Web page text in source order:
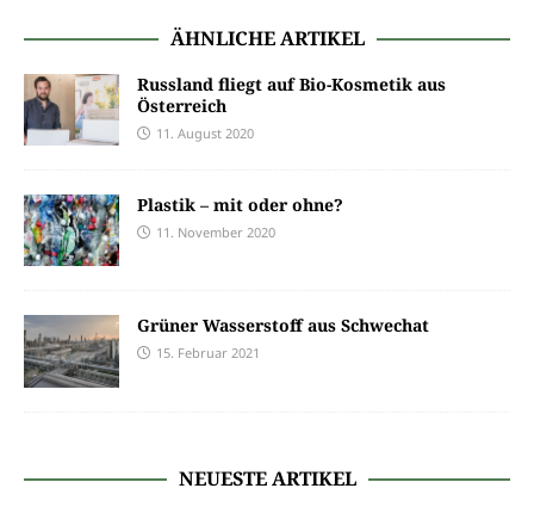
ÄHNLICHE ARTIKEL
Russland fliegt auf Bio-Kosmetik aus
Österreich
11. August 2020
Plastik – mit oder ohne?
11. November 2020
Grüner Wasserstoff aus Schwechat
15. Februar 2021
NEUESTE ARTIKEL